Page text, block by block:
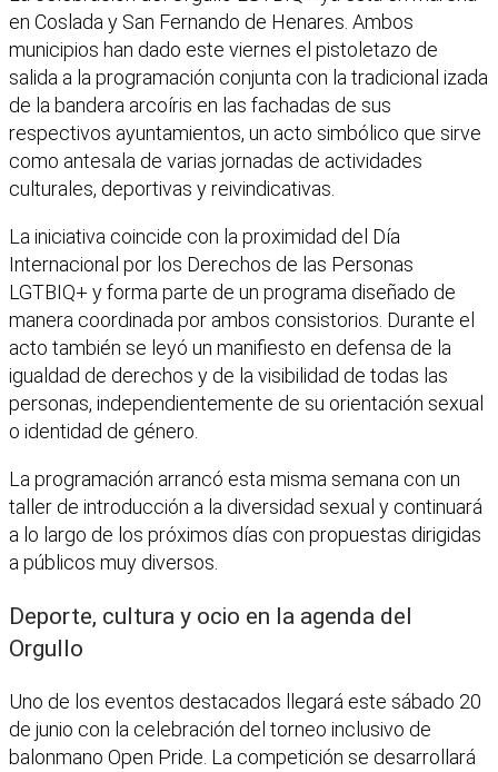
en Coslada y San Fernando de Henares. Ambos
municipios han dado este viernes el pistoletazo de
salida a la programación conjunta con la tradicional izada
de la bandera arcoíris en las fachadas de sus
respectivos ayuntamientos, un acto simbólico que sirve
como antesala de varias jornadas de actividades
culturales, deportivas y reivindicativas.
La iniciativa coincide con la proximidad del Día
Internacional por los Derechos de las Personas
LGTBIQ+ y forma parte de un programa diseñado de
manera coordinada por ambos consistorios. Durante el
acto también se leyó un manifiesto en defensa de la
igualdad de derechos y de la visibilidad de todas las
personas, independientemente de su orientación sexual
o identidad de género.
La programación arrancó esta misma semana con un
taller de introducción a la diversidad sexual y continuará
a lo largo de los próximos días con propuestas dirigidas
a públicos muy diversos.
Deporte, cultura y ocio en la agenda del
Orgullo
Uno de los eventos destacados llegará este sábado 20
de junio con la celebración del torneo inclusivo de
balonmano Open Pride. La competición se desarrollará